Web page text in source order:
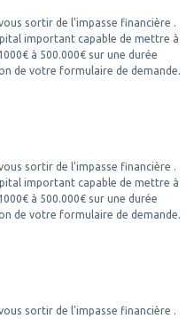
sortir de l'impasse financière .
important capable de mettre à
à 500.000€ sur une durée
de votre formulaire de demande.
sortir de l'impasse financière .
important capable de mettre à
à 500.000€ sur une durée
de votre formulaire de demande.
sortir de l'impasse financière .